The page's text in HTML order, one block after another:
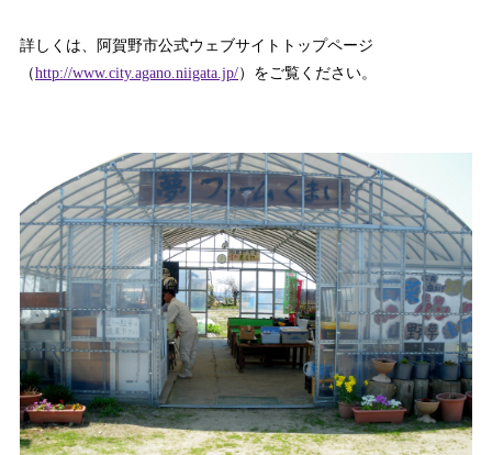
詳しくは、
阿賀野市公式ウェブサイトトップページ
（http://www.city.agano.niigata.jp/）をご覧ください。